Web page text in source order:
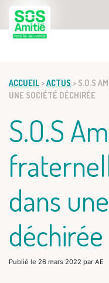
ACCUEIL >ACTUS > S.O.S
UNE SOCIÉTÉ DÉCHIRÉE
S.O.S
dans
déchirée
Publié le 26 mars 2022 par AE